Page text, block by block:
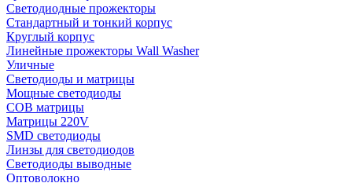
Светодиодные прожекторы
Стандартный и тонкий корпус
Круглый корпус
Линейные прожекторы Wall Washer
Уличные
Светодиоды и матрицы
Мощные светодиоды
COB матрицы
Матрицы 220V
SMD светодиоды
Линзы для светодиодов
Светодиоды выводные
Оптоволокно